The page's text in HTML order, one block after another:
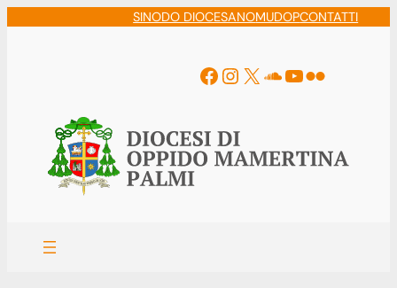
SINODO DIOCESANOMUDOPCONTATTI
Facebook
Instagram
X Soundcloud
YouTube
Flickr